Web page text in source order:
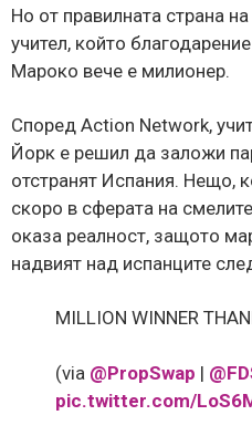
Но от правилната страна
учител, който
Мароко вече е милионер.
Според Action Network,
Йорк е решил да заложи
отстранят Испания. Нещо,
скоро в сферата на
оказа реалност, защото
надвият над испанците
MILLION WINNER
(via @PropSwap |
pic.twitter.com/